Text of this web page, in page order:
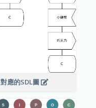
對應的SDL圖